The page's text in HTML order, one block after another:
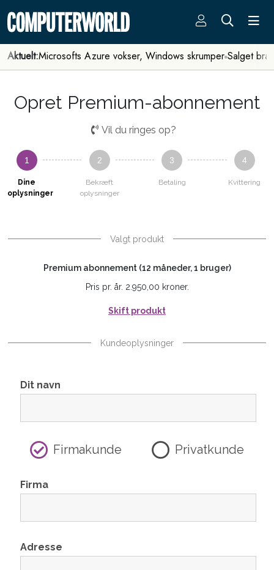
Aktuelt:Microsofts Azure vokser, Windows skrumper Salget
Opret Premium-abonnement
Vil du ringes op?
1
Dine
oplysninger
2
Bekræft
oplysninger
3
Betaling
4
Kvittering
Valgt produkt
Premium abonnement (12 måneder, 1 bruger)
Pris pr. år. 2.950,00 kroner.
Skift produkt
Kundeoplysninger
Dit navn
Firmakunde Privatkunde
Firma
Adresse